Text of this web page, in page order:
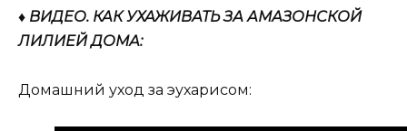
♦ ВИДЕО. КАК УХАЖИВАТЬ ЗА АМАЗОНСКОЙ
ЛИЛИЕЙ ДОМА:
Домашний уход за эухарисом: